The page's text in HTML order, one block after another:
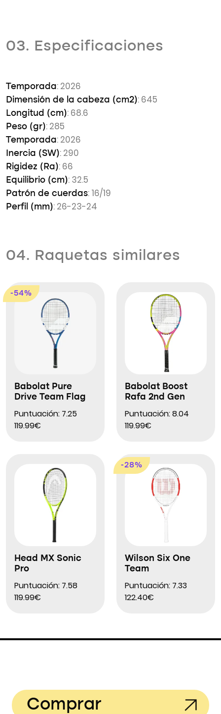
03. Especificaciones
Temporada: 2026
Dimensión de la cabeza (cm2): 645
Longitud (cm): 68.6
Peso (gr): 285
Temporada: 2026
Inercia (SW): 290
Rigidez (Ra): 66
Equilibrio (cm): 32.5
Patrón de cuerdas: 16/19
Perfil (mm): 26-23-24
04. Raquetas similares
-54%
Babolat Pure
Drive Team Flag
Puntuación: 7.25
119.99€
Babolat Boost
Rafa 2nd Gen
Puntuación: 8.04
119.99€
Head MX Sonic
Pro
Puntuación: 7.58
119.99€
-28%
Wilson Six One
Team
Puntuación: 7.33
122.40€
Comprar